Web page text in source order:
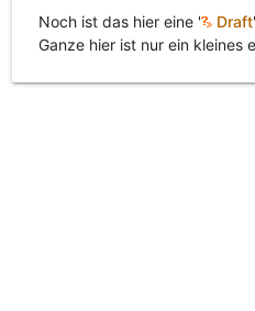
Noch ist das hier eine ' Draft
Ganze hier ist nur ein kleines